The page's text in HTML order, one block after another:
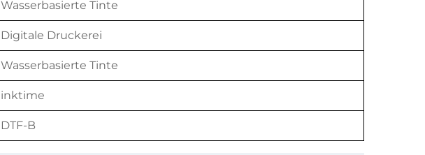
Wasserbasierte Tinte
Digitale Druckerei
Wasserbasierte Tinte
inktime
DTF-B